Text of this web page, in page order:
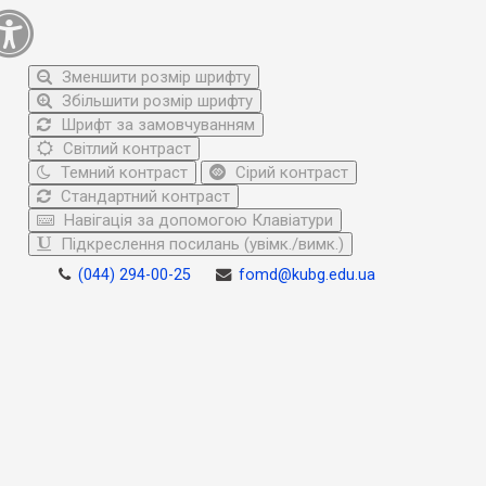
Зменшити розмір шрифту
Збільшити розмір шрифту
Шрифт за замовчуванням
Світлий контраст
Темний контраст
Сірий контраст
Стандартний контраст
Навігація за допомогою Клавіатури
Підкреслення посилань (увімк./вимк.)
(044) 294-00-25 fomd@kubg.edu.ua